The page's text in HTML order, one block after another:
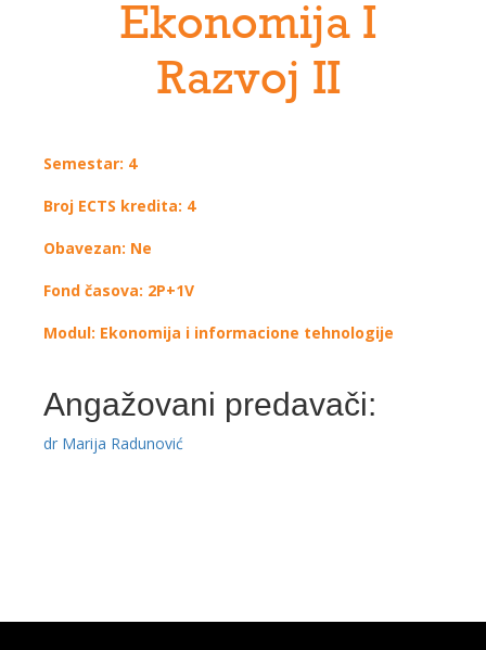
Ekonomija I
Razvoj II
Semestar: 4
Broj ECTS kredita: 4
Obavezan: Ne
Fond časova: 2P+1V
Modul: Ekonomija i informacione tehnologije
Angažovani predavači:
dr Marija Radunović